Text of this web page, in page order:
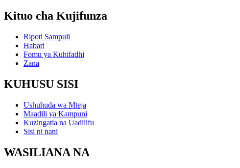
Kituo cha Kujifunza
Ripoti Sampuli
Habari
Fomu ya Kuhifadhi
Zana
KUHUSU SISI
Ushuhuda wa Mteja
Maadili ya Kampuni
Kuzingatia na Uadilifu
Sisi ni nani
WASILIANA NA